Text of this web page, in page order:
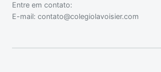
Entre em contato:
E-mail: contato@colegiolavoisier.com